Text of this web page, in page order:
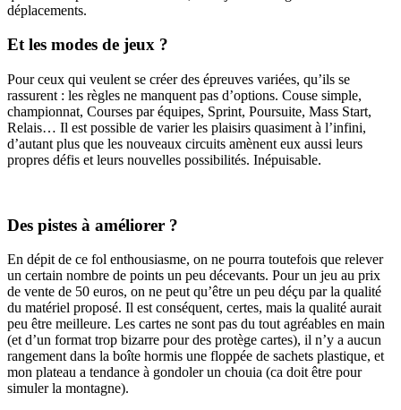
déplacements.
Et les modes de jeux ?
Pour ceux qui veulent se créer des épreuves variées, qu’ils se
rassurent : les règles ne manquent pas d’options. Couse simple,
championnat, Courses par équipes, Sprint, Poursuite, Mass Start,
Relais… Il est possible de varier les plaisirs quasiment à l’infini,
d’autant plus que les nouveaux circuits amènent eux aussi leurs
propres défis et leurs nouvelles possibilités. Inépuisable.
Des pistes à améliorer ?
En dépit de ce fol enthousiasme, on ne pourra toutefois que relever
un certain nombre de points un peu décevants. Pour un jeu au prix
de vente de 50 euros, on ne peut qu’être un peu déçu par la qualité
du matériel proposé. Il est conséquent, certes, mais la qualité aurait
peu être meilleure. Les cartes ne sont pas du tout agréables en main
(et d’un format trop bizarre pour des protège cartes), il n’y a aucun
rangement dans la boîte hormis une floppée de sachets plastique, et
mon plateau a tendance à gondoler un chouia (ca doit être pour
simuler la montagne).